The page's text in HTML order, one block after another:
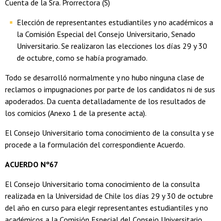
Cuenta de la Sra. Prorrectora (S)
Elección de representantes estudiantiles y no académicos a
la Comisión Especial del Consejo Universitario, Senado
Universitario. Se realizaron las elecciones los días 29 y 30
de octubre, como se había programado.
Todo se desarrolló normalmente y no hubo ninguna clase de
reclamos o impugnaciones por parte de los candidatos ni de sus
apoderados. Da cuenta detalladamente de los resultados de
los comicios (Anexo 1 de la presente acta).
El Consejo Universitario toma conocimiento de la consulta y se
procede a la formulación del correspondiente Acuerdo.
ACUERDO Nº67
El Consejo Universitario toma conocimiento de la consulta
realizada en la Universidad de Chile los días 29 y 30 de octubre
del año en curso para elegir representantes estudiantiles y no